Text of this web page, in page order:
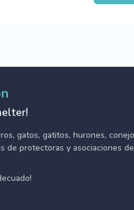
gatos, gatitos, hurones,
de protectoras y asociaciones